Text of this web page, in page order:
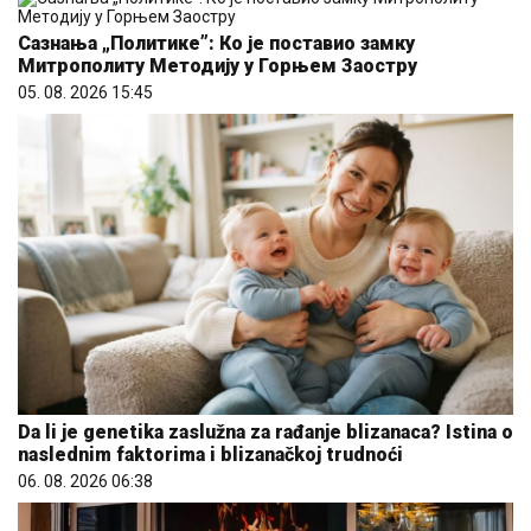
Сазнања „Политике”: Ко је поставио замку
Митрополиту Методију у Горњем Заостру
05. 08. 2026 15:45
Da li je genetika zaslužna za rađanje blizanaca? Istina o
naslednim faktorima i blizanačkoj trudnoći
06. 08. 2026 06:38